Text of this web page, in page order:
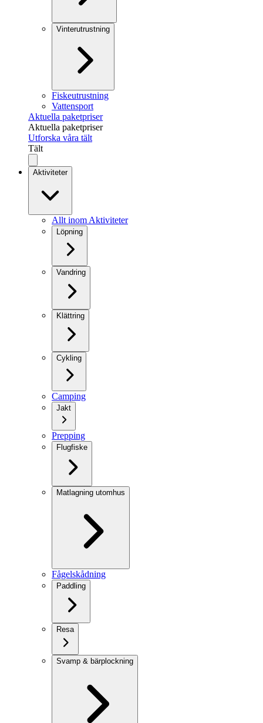
Vinterutrustning
Fiskeutrustning
Vattensport
Aktuella paketpriser
Aktuella paketpriser
Utforska våra tält
Tält
Aktiviteter
Allt inom Aktiviteter
Löpning
Vandring
Klättring
Cykling
Camping
Jakt
Prepping
Flugfiske
Matlagning utomhus
Fågelskådning
Paddling
Resa
Svamp & bärplockning